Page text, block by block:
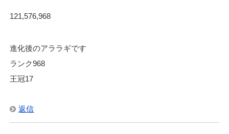
121,576,968
進化後のアララギです
ランク968
王冠17
返信